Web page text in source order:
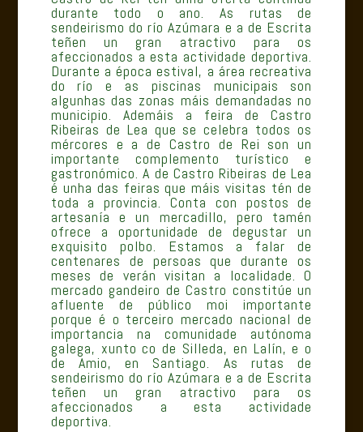
durante todo o ano. As rutas de
sendeirismo do río Azúmara e a de Escrita
teñen un gran atractivo para os
afeccionados a esta actividade deportiva.
Durante a época estival, a área recreativa
do río e as piscinas municipais son
algunhas das zonas máis demandadas no
municipio. Ademáis a feira de Castro
Ribeiras de Lea que se celebra todos os
mércores e a de Castro de Rei son un
importante complemento turístico e
gastronómico. A de Castro Ribeiras de Lea
é unha das feiras que máis visitas tén de
toda a provincia. Conta con postos de
artesanía e un mercadillo, pero tamén
ofrece a oportunidade de degustar un
exquisito polbo. Estamos a falar de
centenares de persoas que durante os
meses de verán visitan a localidade. O
mercado gandeiro de Castro constitúe un
afluente de público moi importante
porque é o terceiro mercado nacional de
importancia na comunidade autónoma
galega, xunto co de Silleda, en Lalín, e o
de Amio, en Santiago. As rutas de
sendeirismo do río Azúmara e a de Escrita
teñen un gran atractivo para os
afeccionados a esta actividade
deportiva.